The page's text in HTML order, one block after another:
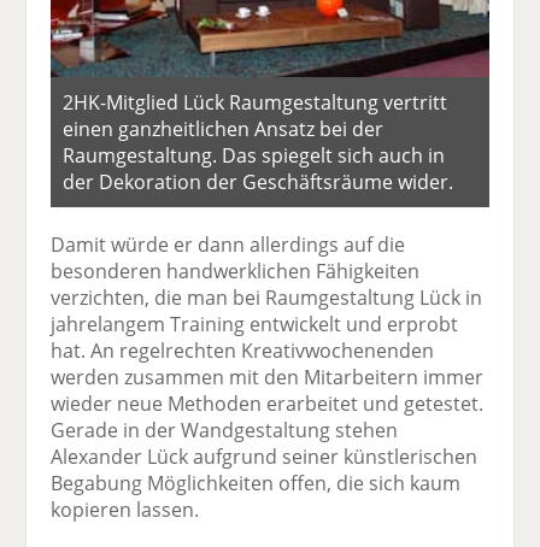
2HK-Mitglied Lück Raumgestaltung vertritt
einen ganzheitlichen Ansatz bei der
Raumgestaltung. Das spiegelt sich auch in
der Dekoration der Geschäftsräume wider.
Damit würde er dann allerdings auf die
besonderen handwerklichen Fähigkeiten
verzichten, die man bei Raumgestaltung Lück in
jahrelangem Training entwickelt und erprobt
hat. An regelrechten Kreativwochenenden
werden zusammen mit den Mitarbeitern immer
wieder neue Methoden erarbeitet und getestet.
Gerade in der Wandgestaltung stehen
Alexander Lück aufgrund seiner künstlerischen
Begabung Möglichkeiten offen, die sich kaum
kopieren lassen.